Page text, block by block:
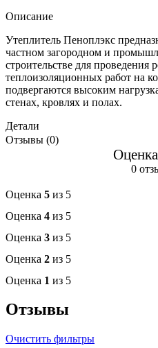
Описание
Утеплитель Пеноплэкс
частном загородном и
строительстве для проведения
теплоизоляционных работ на
подвергаются высоким
стенах, кровлях и полах.
Детали
Отзывы (0)
Оценка
0
Оценка 5 из 5
Оценка 4 из 5
Оценка 3 из 5
Оценка 2 из 5
Оценка 1 из 5
Отзывы
Очистить фильтры